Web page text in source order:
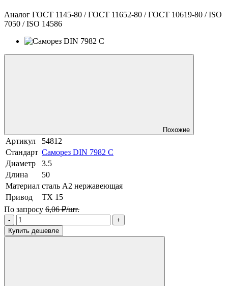
Аналог ГОСТ 1145-80 / ГОСТ 11652-80 / ГОСТ 10619-80 / ISO
7050 / ISO 14586
Похожие
Артикул
54812
Стандарт Саморез DIN 7982 C
Диаметр
3.5
Длина
50
Материал сталь A2 нержавеющая
Привод
TX 15
По запросу 6,06 ₽/шт.
-
+
Купить дешевле